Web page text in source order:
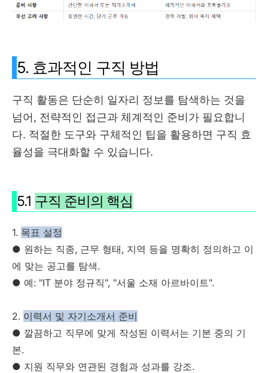
5. 효과적인 구직 방법
구직 활동은 단순히 일자리 정보를 탐색하는 것을
넘어, 전략적인 접근과 체계적인 준비가 필요합니
다. 적절한 도구와 구체적인 팁을 활용하면 구직 효
율성을 극대화할 수 있습니다.
5.1 구직 준비의 핵심
1. 목표 설정
● 원하는 직종, 근무 형태, 지역 등을 명확히 정의하고 이
에 맞는 공고를 탐색.
● 예: "IT 분야 정규직", "서울 소재 아르바이트".
2. 이력서 및 자기소개서 준비
● 깔끔하고 직무에 맞게 작성된 이력서는 기본 중의 기
본.
● 지원 직무와 연관된 경험과 성과를 강조.